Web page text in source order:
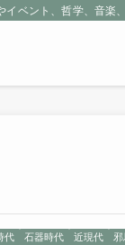
ベント、哲学、音
代 石器時代 近現代